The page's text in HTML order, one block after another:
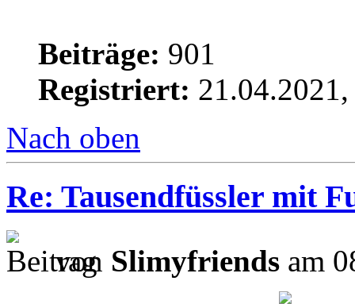
Beiträge: 901
Registriert:
Nach oben
Re: Tausendfüssler mit
von Slimyfriends am